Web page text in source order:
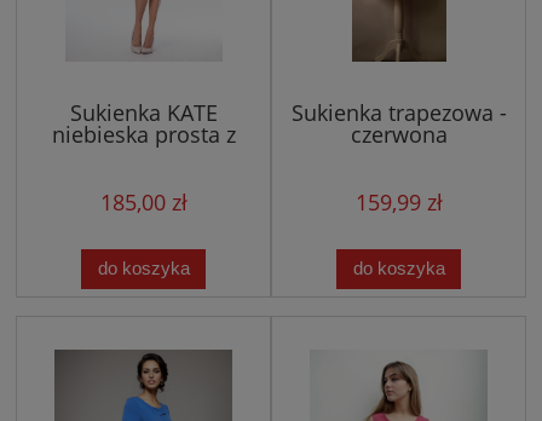
Sukienka KATE
niebieska prosta z
uroczą falbanką
185,00 zł
do koszyka
Sukienka trapezowa -
czerwona
159,99 zł
do koszyka